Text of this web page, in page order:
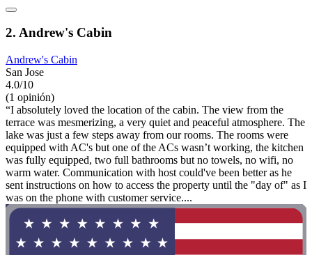
2. Andrew's Cabin
Andrew's Cabin
San Jose
4.0/10
(1 opinión)
“I absolutely loved the location of the cabin. The view from the
terrace was mesmerizing, a very quiet and peaceful atmosphere. The
lake was just a few steps away from our rooms. The rooms were
equipped with AC's but one of the ACs wasn’t working, the kitchen
was fully equipped, two full bathrooms but no towels, no wifi, no
warm water. Communication with host could've been better as he
sent instructions on how to access the property until the "day of" as I
was on the phone with customer service....